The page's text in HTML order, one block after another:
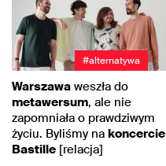
#alternatywa
Warszawa weszła do
metawersum, ale nie
zapomniała o prawdziwym
życiu. Byliśmy na koncercie
Bastille [relacja]